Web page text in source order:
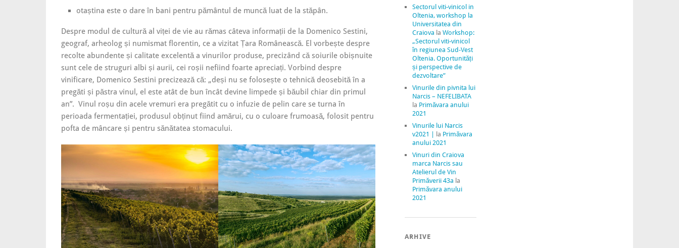
otaștina este o dare în bani pentru pământul de muncă luat de la stăpân.
Despre modul de cultură al viței de vie au rămas câteva informații de la Domenico Sestini,
geograf, arheolog și numismat florentin, ce a vizitat Țara Românească. El vorbește despre
recolte abundente și calitate excelentă a vinurilor produse, precizând că soiurile obișnuite
sunt cele de struguri albi și aurii, cei roșii nefiind foarte apreciați. Vorbind despre
vinificare, Domenico Sestini precizează că: „deși nu se folosește o tehnică deosebită în a
pregăti și păstra vinul, el este atât de bun încât devine limpede și băubil chiar din primul
an”. Vinul roșu din acele vremuri era pregătit cu o infuzie de pelin care se turna în
perioada fermentației, produsul obținut fiind amărui, cu o culoare frumoasă, folosit pentru
pofta de mâncare și pentru sănătatea stomacului.
Sectorul viti-vinicol in
Oltenia, workshop la
Universitatea din
Craiova la Workshop:
„Sectorul viti-vinicol
în regiunea Sud-Vest
Oltenia. Oportunități
și perspective de
dezvoltare”
Vinurile din pivnita lui
Narcis – NEFELIBATA
la Primăvara anului
2021
Vinurile lui Narcis
v2021 |
la Primăvara
anului 2021
Vinuri din Craiova
marca Narcis sau
Atelierul de Vin
Primăverii 43a la
Primăvara anului
2021
ARHIVE